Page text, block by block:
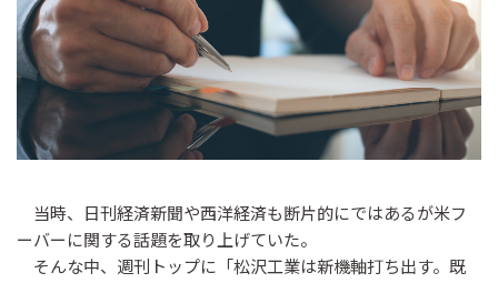
当時、日刊経済新聞や西洋経済も断片的にではあるが米フ
ーバーに関する話題を取り上げていた。
そんな中、週刊トップに「松沢工業は新機軸打ち出す。既